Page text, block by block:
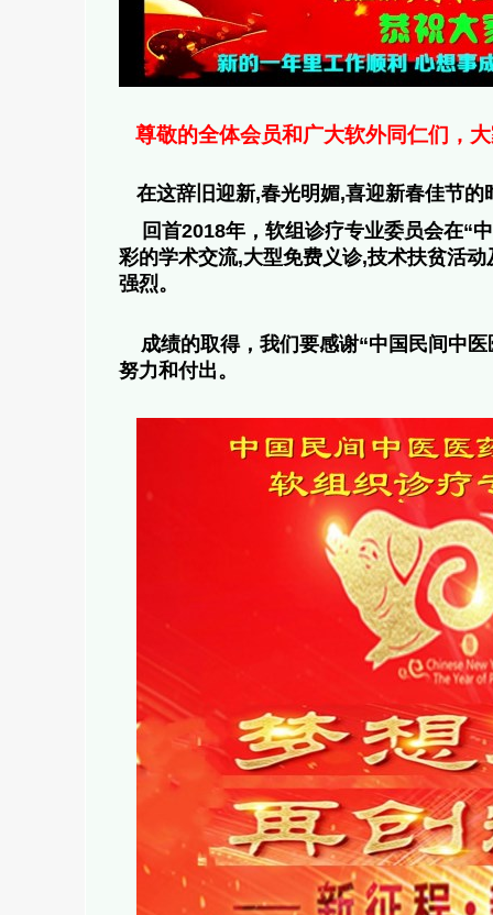
尊敬的全体会员和广大软外同仁们，
在这辞旧迎新,春光明媚,喜迎新春佳节的
回首2018年，软组诊疗专业委员会在“
彩的学术交流,大型免费义诊,技术扶贫活动
强烈。
成绩的取得，我们要感谢“中国民间中
努力和付出。